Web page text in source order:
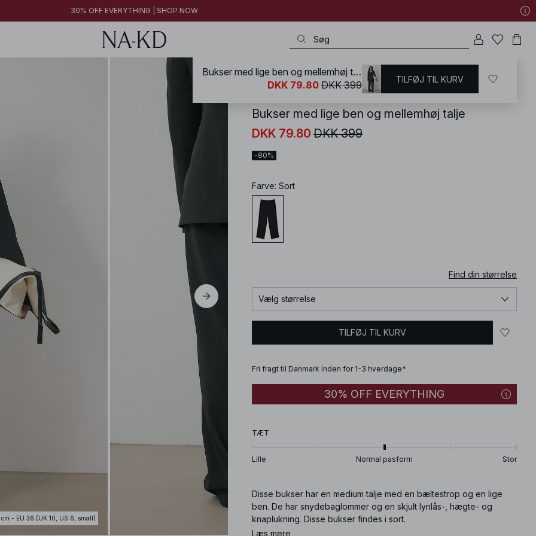
30% OFF EVERYTHING | SHOP NOW
cm - EU 36 (UK 10, US 6, small)
NA-KD / Bukser / Bukser med lige ben
Bukser med lige ben og mellemhøj talje
DKK 79.80 DKK 399
-80%
Farve: Sort
Find din størrelse
Vælg størrelse
TILFØJ TIL KURV
Fri fragt til Danmark inden for 1-3 hverdage*
30% OFF EVERYTHING
TÆT
Lille Normal pasform Stor
Disse bukser har en medium talje med en bæltestrop og en lige
ben. De har snydebaglommer og en skjult lynlås-, hægte- og
knaplukning. Disse bukser findes i sort.
Læs mere
Bukser med lige ben og mellemhøj talje
DKK 79.80 DKK 399 TILFØJ TIL KURV